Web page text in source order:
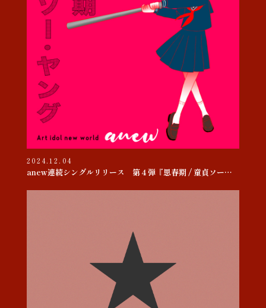
2024.12.04
anew連続シングルリリース 第４弾『思春期 / 童貞ソー・ヤング』